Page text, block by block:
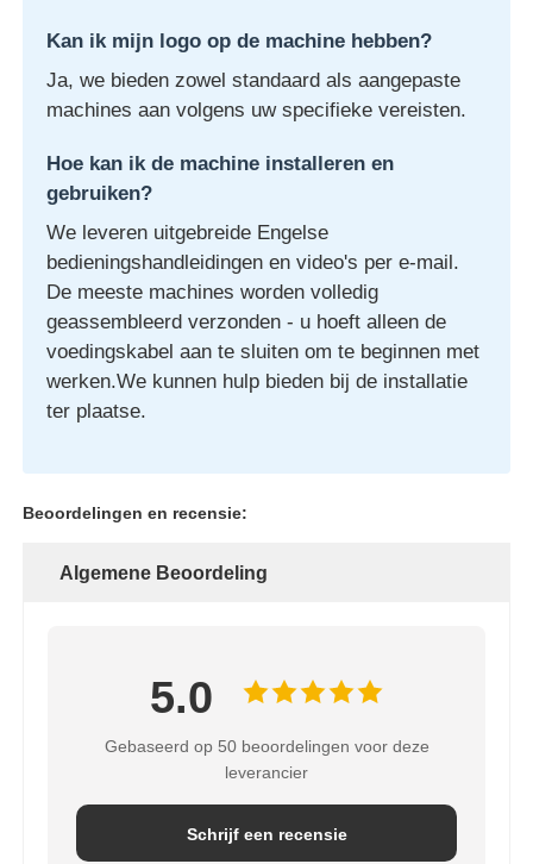
Kan ik mijn logo op de machine hebben?
Ja, we bieden zowel standaard als aangepaste
machines aan volgens uw specifieke vereisten.
Hoe kan ik de machine installeren en
gebruiken?
We leveren uitgebreide Engelse
bedieningshandleidingen en video's per e-mail.
De meeste machines worden volledig
geassembleerd verzonden - u hoeft alleen de
voedingskabel aan te sluiten om te beginnen met
werken.We kunnen hulp bieden bij de installatie
ter plaatse.
Beoordelingen en recensie:
Algemene Beoordeling
5.0
Gebaseerd op 50 beoordelingen voor deze
leverancier
Schrijf een recensie